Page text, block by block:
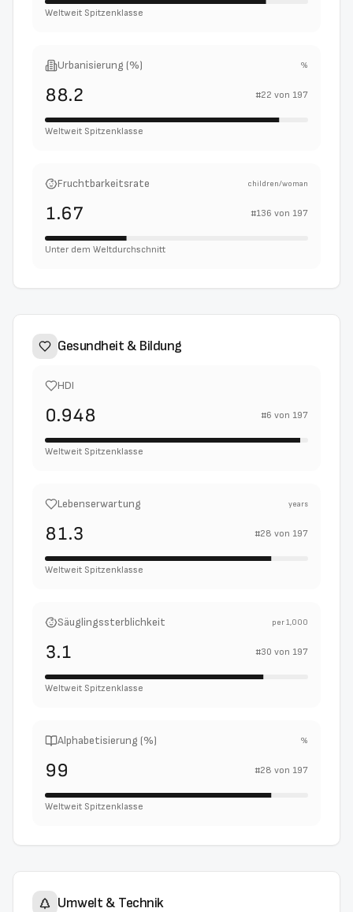
Weltweit Spitzenklasse
Urbanisierung (%) %
88.2 #22 von 197
Weltweit Spitzenklasse
Fruchtbarkeitsrate children/woman
1.67 #136 von 197
Unter dem Weltdurchschnitt
Gesundheit & Bildung
HDI
0.948 #6 von 197
Weltweit Spitzenklasse
Lebenserwartung years
81.3 #28 von 197
Weltweit Spitzenklasse
Säuglingssterblichkeit per 1,000
3.1 #30 von 197
Weltweit Spitzenklasse
Alphabetisierung (%) %
99 #28 von 197
Weltweit Spitzenklasse
Umwelt & Technik